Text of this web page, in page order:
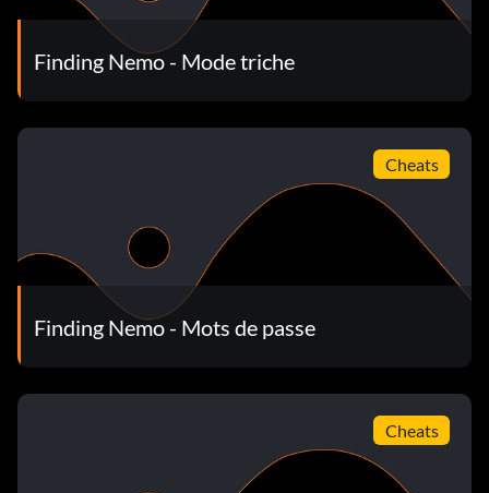
Finding Nemo - Mode triche
Cheats
Finding Nemo - Mots de passe
Cheats